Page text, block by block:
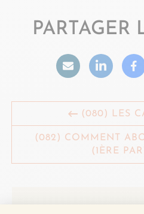
PARTAGER
(080) LES
(082) COMMENT
(1ÈRE